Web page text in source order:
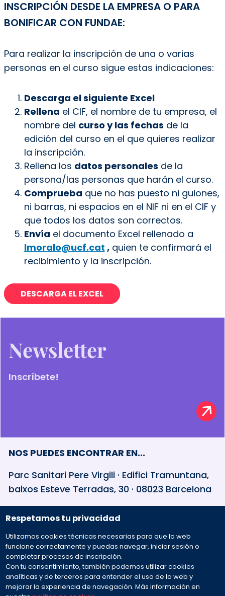
Respetamos tu privacidad
Utilizamos cookies técnicas necesarias para que la web
funcione correctamente y puedas navegar, iniciar sesión o
completar procesos de inscripción.
Con tu consentimiento, también podemos utilizar cookies
analíticas y de terceros para entender el uso de la web y
mejorar la experiencia de navegación. Más información en
INSCRIPCIÓN DESDE LA EMPRESA O PARA
BONIFICAR CON FUNDAE:
Para realizar la inscripción de una o varias
personas en el curso sigue estas indicaciones:
Descarga el siguiente Excel
Rellena el CIF, el nombre de tu empresa, el
nombre del curso y las fechas de la
edición del curso en el que quieres realizar
la inscripción.
Rellena los datos personales de la
persona/las personas que harán el curso.
Comprueba que no has puesto ni guiones,
ni barras, ni espacios en el NIF ni en el CIF y
que todos los datos son correctos.
Envía el documento Excel rellenado a
lmoralo@ucf.cat ,quien te confirmará el
recibimiento y la inscripción.
DESCARGA EL EXCEL
Newsletter
Inscríbete!
NOS PUEDES ENCONTRAR EN...
Parc Sanitari Pere Virgili · Edifici Tramuntana,
baixos Esteve Terradas, 30 · 08023 Barcelona
932 594 381
Preguntas frecuentes
Envíanos tu mensaje